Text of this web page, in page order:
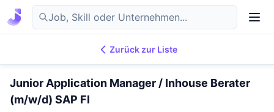
DE
Zurück zur Liste
Junior Application Manager / Inhouse Berater
(m/w/d) SAP FI